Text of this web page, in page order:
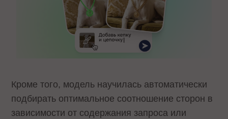
Кроме того, модель научилась автоматически
подбирать оптимальное соотношение сторон в
зависимости от содержания запроса или